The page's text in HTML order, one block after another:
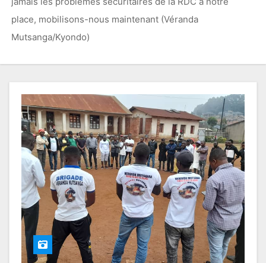
place, mobilisons-nous maintenant (Véranda
Mutsanga/Kyondo)